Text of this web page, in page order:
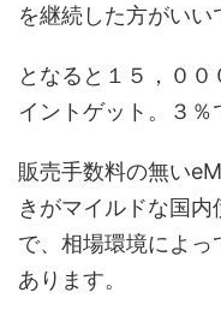
を継続した方がいい
となると１５，０
イントゲット。３％
販売手数料の無い
きがマイルドな国
で、相場環境によ
あります。